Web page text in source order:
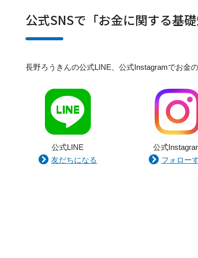
公式SNSで「お金に関する基
長野ろうきんの公式LINE、公式Instagramでお金
公式LINE
友だちになる
公式
フォロー